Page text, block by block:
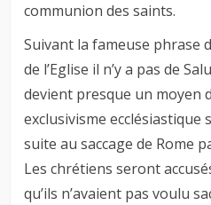
communion des saints.
Suivant la fameuse phrase
de l’Eglise il n’y a pas de
devient presque un moyen
exclusivisme ecclésiastique
suite au saccage de Rome
Les chrétiens seront
qu’ils n’avaient pas voulu